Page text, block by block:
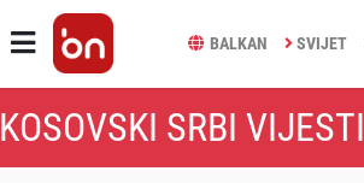
BALKAN SVIJET
KOSOVSKI SRBI VIJESTI